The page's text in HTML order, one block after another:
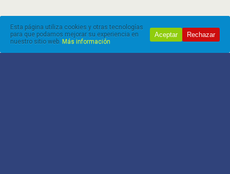
Esta página utiliza cookies y otras tecnologías
para que podamos mejorar su experiencia en
nuestro sitio web. Más información
Aceptar Rechazar